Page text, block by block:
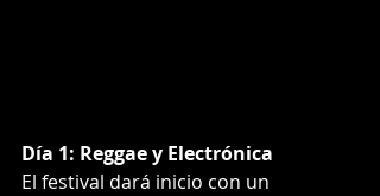
Día 1: Reggae y Electrónica
El festival dará inicio con un